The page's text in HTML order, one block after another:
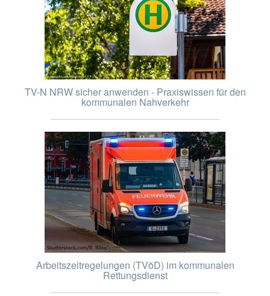
TV-N NRW sicher anwenden - Praxiswissen für den
kommunalen Nahverkehr
Arbeitszeitregelungen (TVöD) im kommunalen
Rettungsdienst